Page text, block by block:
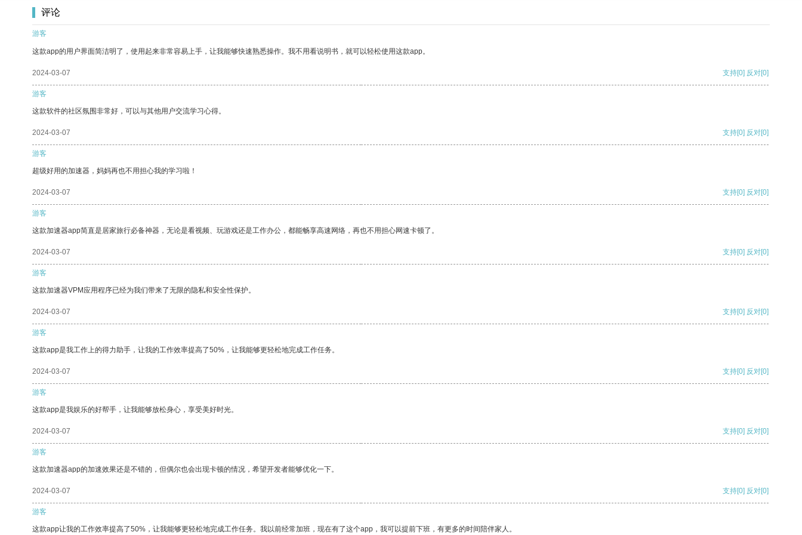
评论
游客
这款app的用户界面简洁明了，使用起来非常容易上手，让我能够快速熟悉操作。我不用看说明书，就可以轻松使用这款app。
2024-03-07 支持[0] 反对[0]
游客
这款软件的社区氛围非常好，可以与其他用户交流学习心得。
2024-03-07 支持[0] 反对[0]
游客
超级好用的加速器，妈妈再也不用担心我的学习啦！
2024-03-07 支持[0] 反对[0]
游客
这款加速器app简直是居家旅行必备神器，无论是看视频、玩游戏还是工作办公，都能畅享高速网络，再也不用担心网速卡顿了。
2024-03-07 支持[0] 反对[0]
游客
这款加速器VPM应用程序已经为我们带来了无限的隐私和安全性保护。
2024-03-07 支持[0] 反对[0]
游客
这款app是我工作上的得力助手，让我的工作效率提高了50%，让我能够更轻松地完成工作任务。
2024-03-07 支持[0] 反对[0]
游客
这款app是我娱乐的好帮手，让我能够放松身心，享受美好时光。
2024-03-07 支持[0] 反对[0]
游客
这款加速器app的加速效果还是不错的，但偶尔也会出现卡顿的情况，希望开发者能够优化一下。
2024-03-07 支持[0] 反对[0]
游客
这款app让我的工作效率提高了50%，让我能够更轻松地完成工作任务。我以前经常加班，现在有了这个app，我可以提前下班，有更多的时间陪伴家人。